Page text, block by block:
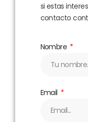
si estas
contacto
Nombre
Email